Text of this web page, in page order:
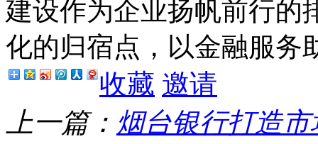
建设作为企业扬帆前行的
化的归宿点，以金融服务
收藏 邀请
上一篇： 烟台银行打造